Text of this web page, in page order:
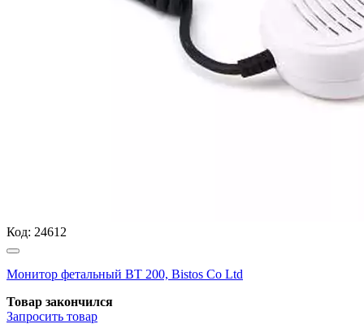
Код: 24612
Монитор фетальный ВТ 200, Bistos Co Ltd
Товар закончился
Запросить товар